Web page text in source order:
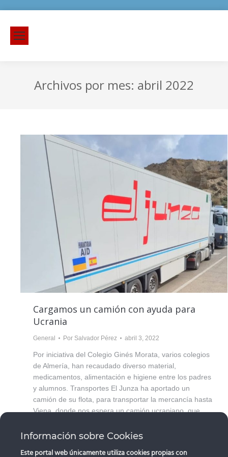
Archivos por mes: abril 2022
Cargamos un camión con ayuda para
Ucrania
General Por Salvador Pérez abril 3, 2022
Por iniciativa del Colegio Ginés Morata, varios colegios
de Almería, han recaudado diverso material,
medicamentos, alimentación e higiene entre los padres
y alumnos. Transportes El Junza ha aportado un
camión de su flota, para transportar la mercancía hasta
Viena, donde nos espera un camión ucraniano, que
Información sobre Cookies
Este portal web únicamente utiliza cookies propias con